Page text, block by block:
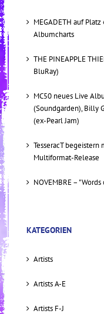
MEGADETH auf
Albumcharts
THE PINEAPPLE
BluRay)
MC50 neues Live
(Soundgarden), Billy
(ex-Pearl Jam)
TesseracT begeistern
Multiformat-Release
NOVEMBRE –
KATEGORIEN
Artists
Artists A-E
Artists F-J